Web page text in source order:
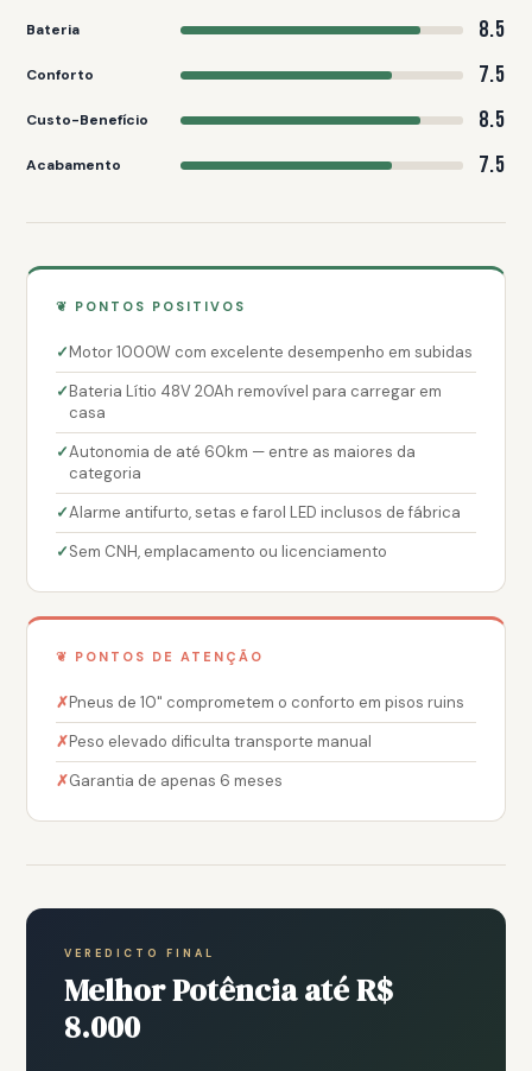
Bateria 8.5
Conforto 7.5
Custo-Benefício 8.5
Acabamento 7.5
❦ PONTOS POSITIVOS
Motor 1000W com excelente desempenho em subidas
Bateria Lítio 48V 20Ah removível para carregar em
casa
Autonomia de até 60km — entre as maiores da
categoria
Alarme antifurto, setas e farol LED inclusos de fábrica
Sem CNH, emplacamento ou licenciamento
❦ PONTOS DE ATENÇÃO
Pneus de 10" comprometem o conforto em pisos ruins
Peso elevado dificulta transporte manual
Garantia de apenas 6 meses
VEREDICTO FINAL
Melhor Potência até R$
8.000